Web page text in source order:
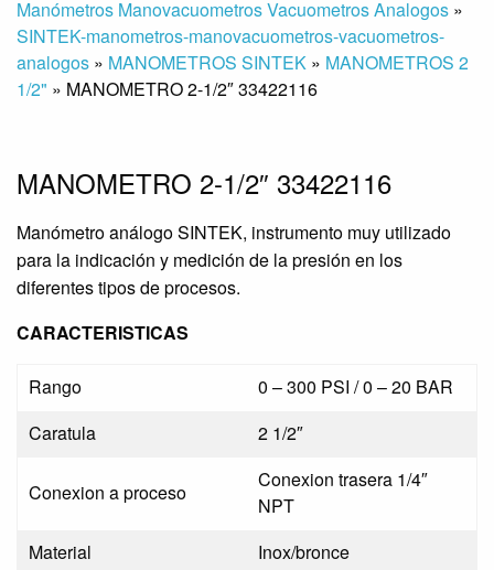
Manómetros Manovacuometros Vacuometros Analogos »
SINTEK-manometros-manovacuometros-vacuometros-
analogos » MANOMETROS SINTEK » MANOMETROS 2
1/2" » MANOMETRO 2-1/2″ 33422116
MANOMETRO 2-1/2″ 33422116
Manómetro análogo SINTEK, instrumento muy utilizado
para la indicación y medición de la presión en los
diferentes tipos de procesos.
CARACTERISTICAS
Rango
0 – 300 PSI / 0 – 20 BAR
Caratula
2 1/2″
Conexion a proceso
Conexion trasera 1/4″
NPT
Material
Inox/bronce